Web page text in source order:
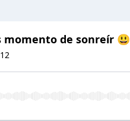
momento de sonreír 😃